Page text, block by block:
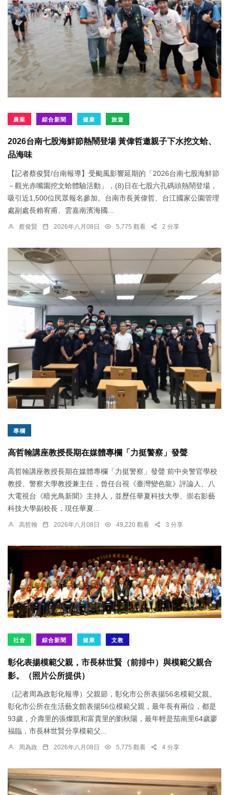
農業 綜合新聞 健康 旅遊
2026台南七股海鮮節熱鬧登場 黃偉哲邀親子下水挖文蛤、
品海味
【記者蔡俊賢/台南報導】受颱風影響延期的「2026台南七股海鮮節
－觀光赤嘴園挖文蛤體驗活動」，(8)日在七股六孔碼頭熱鬧登場，
吸引近1,500位民眾報名參加。台南市長黃偉哲、台江國家公園管理
處副處長賴宥甫、雲嘉南濱海國...
蔡俊賢 2026年八月08日 5,775 觀看 2 分享
專欄
高哲翰講座教授長期在媒體專欄「力挺警察」發聲
高哲翰講座教授長期在媒體專欄「力挺警察」發聲 前中央警官學校
教授、警察大學教授兼主任，曾任台視《臺灣變色龍》評論人、八
大電視台《暗光鳥新聞》主持人，並歷任華夏科技大學、崇右影藝
科技大學副校長，現任華夏...
高哲翰 2026年八月08日 49,220 觀看 3 分享
社會 綜合新聞 健康 文教
彰化表揚模範父親，市長林世賢（前排中）與模範父親合
影。（照片公所提供）
（記者周為政彰化報導）父親節，彰化市公所表揚56名模範父親。
彰化市公所在生活藝文館表揚56位模範父親，最年長有兩位，都是
93歲，介壽里的張燦凱和富貴里的劉秋陽，最年輕是茄南里64歲廖
福臨，市長林世賢分享模範父...
周為政 2026年八月08日 5,775 觀看 4 分享